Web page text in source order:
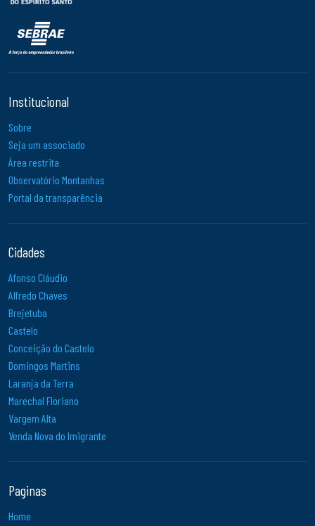
Institucional
Sobre
Seja um associado
Área restrita
Observatório Montanhas
Portal da transparência
Cidades
Afonso Cláudio
Alfredo Chaves
Brejetuba
Castelo
Conceição do Castelo
Domingos Martins
Laranja da Terra
Marechal Floriano
Vargem Alta
Venda Nova do Imigrante
Paginas
Home